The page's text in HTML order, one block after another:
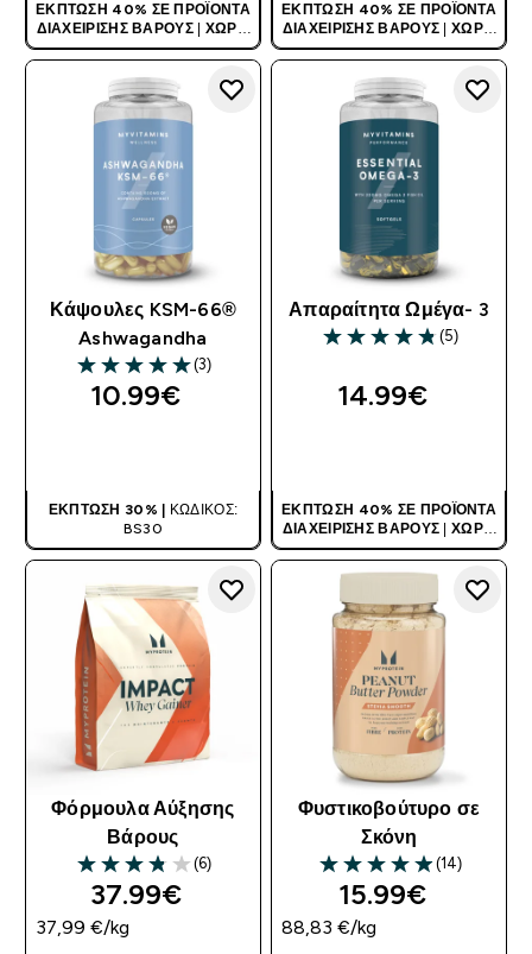
ΈΚΠΤΩΣΗ 40% ΣΕ ΠΡΟΪΌΝΤΑ
ΔΙΑΧΕΊΡΙΣΗΣ ΒΆΡΟΥΣ| ΧΩΡΊΣ
ΚΩΔΙΚΌ
ΈΚΠΤΩΣΗ 40% ΣΕ ΠΡΟΪΌΝΤΑ
ΔΙΑΧΕΊΡΙΣΗΣ ΒΆΡΟΥΣ
ΧΩΡΊΣ
ΚΩΔΙΚΌ
Κάψουλες KSM-66®
Ashwagandha
5 out of 5 stars
(3)
10.99€‎
ΈΚΠΤΩΣΗ 30% | ΚΩΔΙΚΌΣ:
BS30
Απαραίτητα Ωμέγα- 3
4.8 out of 5 stars
(5)
14.99€‎
ΈΚΠΤΩΣΗ 40% ΣΕ ΠΡΟΪΌΝΤΑ
ΔΙΑΧΕΊΡΙΣΗΣ ΒΆΡΟΥΣ | ΧΩΡΊΣ
ΚΩΔΙΚΌ
Φόρμουλα Αύξησης
Βάρους
3.83 out of 5 stars
(6)
37.99€‎
37,99 €‎/kg
Φυστικοβούτυρο σε
Σκόνη
4.93 out of 5 stars
(14)
15.99€‎
88,83 €‎/kg